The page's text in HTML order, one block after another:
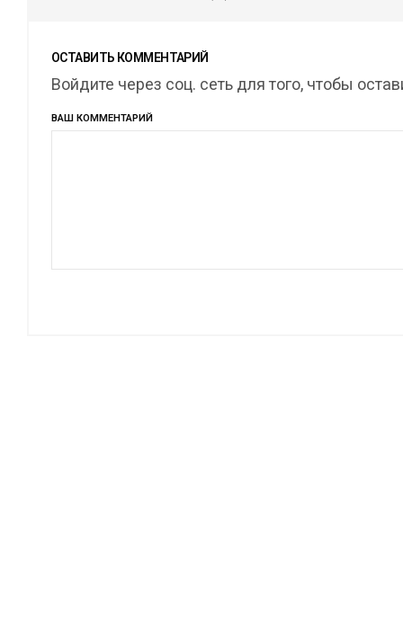
ОСТАВИТЬ КОММЕНТАРИЙ
Войдите через соц. сеть для того, чтобы
ВАШ КОММЕНТАРИЙ